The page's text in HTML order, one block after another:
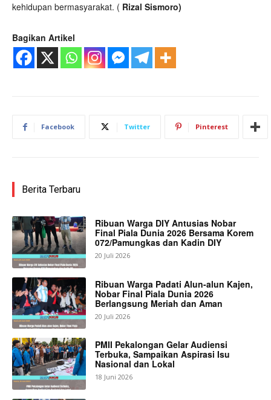
kehidupan bermasyarakat. ( Rizal Sismoro)
Bagikan Artikel
Facebook Twitter Pinterest
Berita Terbaru
Ribuan Warga DIY Antusias Nobar
Final Piala Dunia 2026 Bersama Korem
072/Pamungkas dan Kadin DIY
20 Juli 2026
Ribuan Warga Padati Alun-alun Kajen,
Nobar Final Piala Dunia 2026
Berlangsung Meriah dan Aman
20 Juli 2026
PMII Pekalongan Gelar Audiensi
Terbuka, Sampaikan Aspirasi Isu
Nasional dan Lokal
18 Juni 2026